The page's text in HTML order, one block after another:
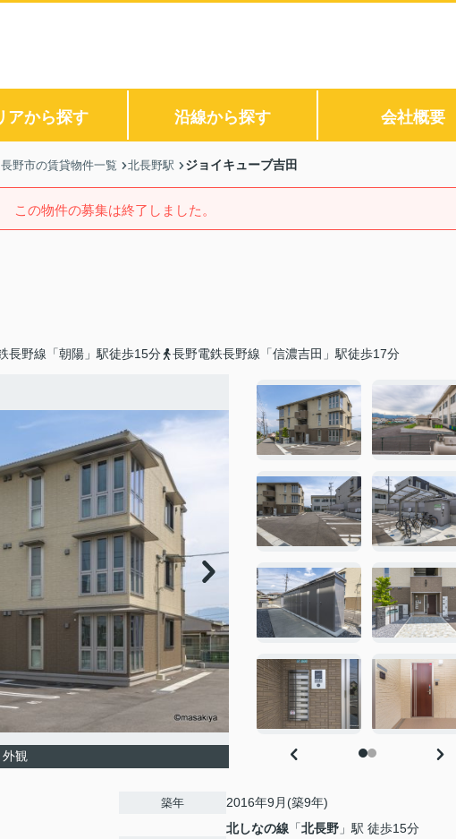
アから探す 沿線から探す 会社概要
長野市の賃貸物件一覧 北長野駅 ジョイキューブ吉田
この物件の募集は終了しました。
長野線「朝陽」駅徒歩15分 長野電鉄長野線「信濃吉田」駅徒歩17分
外観
築年 2016年9月(築9年)
北しなの線 「北長野 」駅 徒歩15分